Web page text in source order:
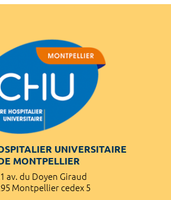
UNIVERSITAIRE
MONTPELLIER
av. du Doyen Giraud
Montpellier cedex 5